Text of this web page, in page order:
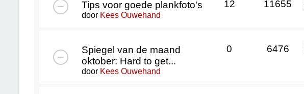
Tips voor goede plankfoto's
door Kees Ouwehand
12 11655
Spiegel van de maand
oktober: Hard to get...
door Kees Ouwehand
0 6476